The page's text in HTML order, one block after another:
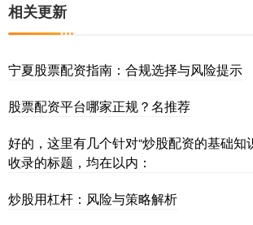
相关更新
宁夏股票配资指南：合规选择与风险提示
股票配资平台哪家正规？名推荐
好的，这里有几个针对“炒股配资的基础知
收录的标题，均在以内：
炒股用杠杆：风险与策略解析